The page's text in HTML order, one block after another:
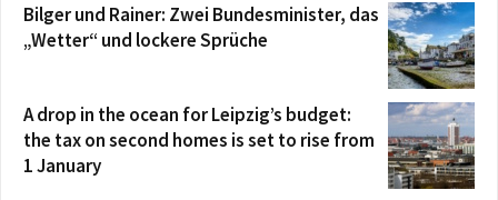
Bilger und Rainer: Zwei Bundesminister, das
„Wetter“ und lockere Sprüche
A drop in the ocean for Leipzig’s budget:
the tax on second homes is set to rise from
1 January